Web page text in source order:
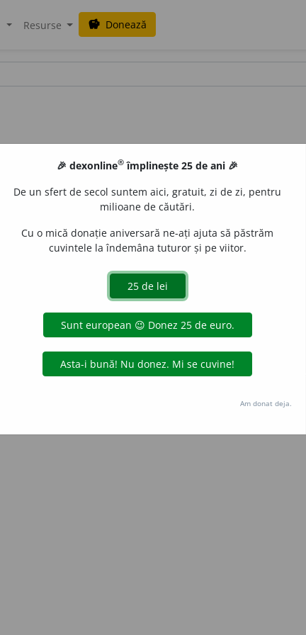
Resurse savings Donează
nou, a reface. (dupăfr.recomposer)
Copyright © 2004-2026 dexonline (https://dexonline.ro)
datelor de pe acest site, inclusiv prin orice metode de extragere automată
prealabil scris, cu excepția seturilor de date oferite oficial spre utilizare
Hosterion
🎉 dexonline® împlinește 25 de ani 🎉
De un sfert de secol suntem aici, gratuit, zi de zi, pentru
milioane de căutări.
Cu o mică donație aniversară ne-ați ajuta să păstrăm
cuvintele la îndemâna tuturor și pe viitor.
Am donat deja.